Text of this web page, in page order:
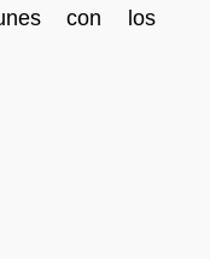
con los